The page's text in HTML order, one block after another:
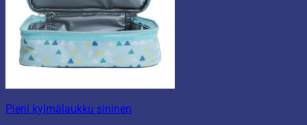
Pieni kylmälaukku sininen